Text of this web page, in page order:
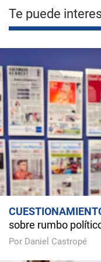
Te puede
sobre rumbo
Por Daniel Castropé